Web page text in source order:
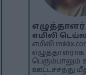
எழுத்தாளர்
எமிலி
எமிலி
ஊட்டச்சத்து